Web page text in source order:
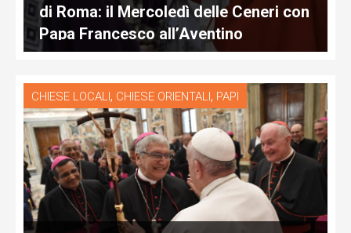
di Roma: il Mercoledì delle Ceneri con
Papa Francesco all’Aventino
CHIESE LOCALI, CHIESE ORIENTALI, PAPI